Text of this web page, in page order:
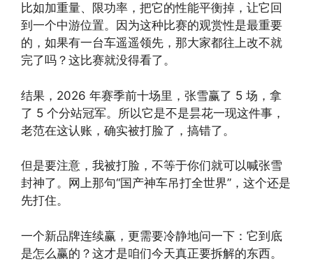
比如加重量、限功率，把它的性能平衡掉，让它回
到一个中游位置。因为这种比赛的观赏性是最重要
的，如果有一台车遥遥领先，那大家都往上改不就
完了吗？这比赛就没得看了。
结果，2026 年赛季前十场里，张雪赢了 5 场，拿
了 5 个分站冠军。所以它是不是昙花一现这件事，
老范在这认账，确实被打脸了，搞错了。
但是要注意，我被打脸，不等于你们就可以喊张雪
封神了。网上那句“国产神车吊打全世界”，这个还是
先打住。
一个新品牌连续赢，更需要冷静地问一下：它到底
是怎么赢的？这才是咱们今天真正要拆解的东西。